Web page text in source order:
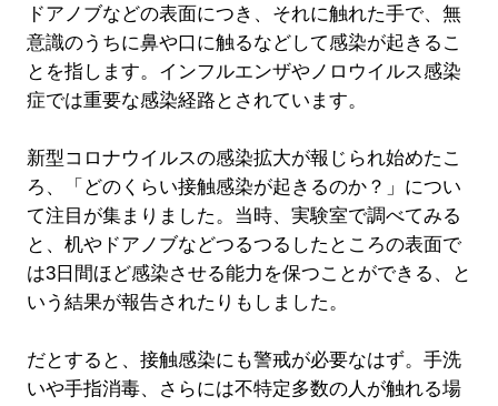
ドアノブなどの表面につき、それに触れた手で、無
意識のうちに鼻や口に触るなどして感染が起きるこ
とを指します。インフルエンザやノロウイルス感染
症では重要な感染経路とされています。
新型コロナウイルスの感染拡大が報じられ始めたこ
ろ、「どのくらい接触感染が起きるのか？」につい
て注目が集まりました。当時、実験室で調べてみる
と、机やドアノブなどつるつるしたところの表面で
は3日間ほど感染させる能力を保つことができる、と
いう結果が報告されたりもしました。
だとすると、接触感染にも警戒が必要なはず。手洗
いや手指消毒、さらには不特定多数の人が触れる場